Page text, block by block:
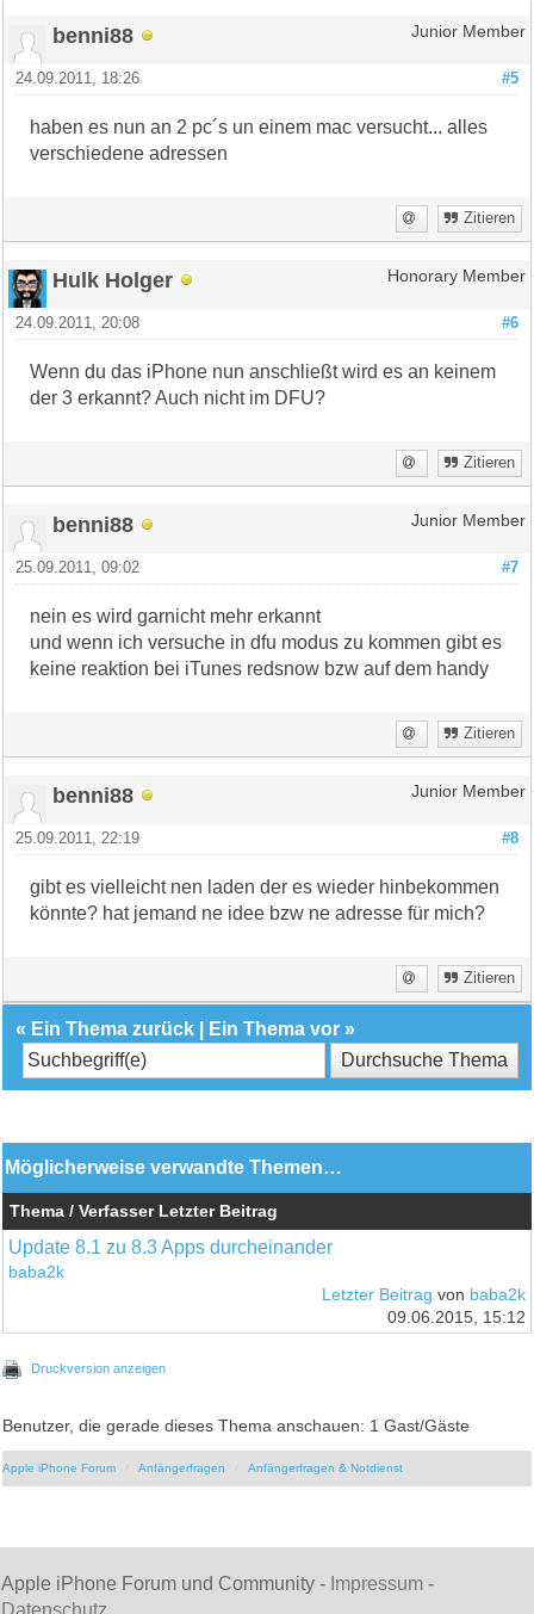
benni88 Junior Member
#5
24.09.2011, 18:26
haben es nun an 2 pc´s un einem mac versucht... alles
verschiedene adressen
Zitieren
Hulk Holger Honorary Member
#6
24.09.2011, 20:08
Wenn du das iPhone nun anschließt wird es an keinem
der 3 erkannt? Auch nicht im DFU?
Zitieren
benni88 Junior Member
#7
25.09.2011, 09:02
nein es wird garnicht mehr erkannt
und wenn ich versuche in dfu modus zu kommen gibt es
keine reaktion bei iTunes redsnow bzw auf dem handy
Zitieren
benni88 Junior Member
#8
25.09.2011, 22:19
gibt es vielleicht nen laden der es wieder hinbekommen
könnte? hat jemand ne idee bzw ne adresse für mich?
Zitieren
« Ein Thema zurück Ein Thema vor »
Möglicherweise verwandte Themen…
Thema / Verfasser Letzter Beitrag
Update 8.1 zu 8.3 Apps durcheinander
baba2k
Letzter Beitrag von baba2k
09.06.2015, 15:12
Druckversion anzeigen
Benutzer, die gerade dieses Thema anschauen: 1 Gast/Gäste
Apple iPhone Forum Anfängerfragen Anfängerfragen & Notdienst
Apple iPhone Forum und Community - Impressum -
Datenschutz